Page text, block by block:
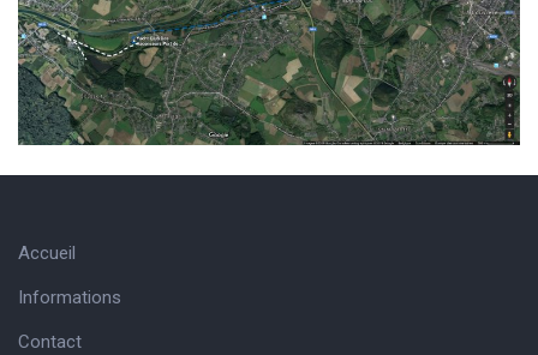
Accueil
Informations
Contact